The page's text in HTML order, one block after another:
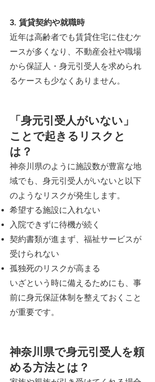
3. 賃貸契約や就職時
近年は高齢者でも賃貸住宅に住むケ
ースが多くなり、不動産会社や職場
から保証人・身元引受人を求められ
るケースも少なくありません。
「身元引受人がいない」
ことで起きるリスクと
は？
神奈川県のように施設数が豊富な地
域でも、身元引受人がいないと以下
のようなリスクが発生します。
希望する施設に入れない
入院できずに待機が続く
契約書類が進まず、福祉サービスが
受けられない
孤独死のリスクが高まる
いざという時に備えるためにも、事
前に身元保証体制を整えておくこと
が重要です。
神奈川県で身元引受人を頼
める方法とは？